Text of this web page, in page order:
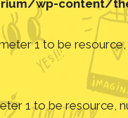
wp-content/
1 to be
1 to be resource,